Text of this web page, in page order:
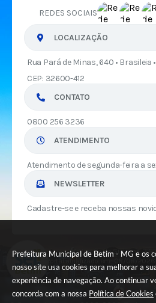
Prefeitura Municipal de Betim - MG e os
nosso site usa cookies para melhorar a
experiência de navegação. Ao continuar
concorda com a nossa Política de Cookies
REDES SOCIAIS
LOCALIZAÇÃO
Rua Pará de Minas, 640 • Brasileia
CEP: 32600-412
CONTATO
0800 256 3236
ATENDIMENTO
Atendimento de segunda-feira a
NEWSLETTER
Cadastre-se e receba nossas
Versão do Sistema:
Portal atualizado em: